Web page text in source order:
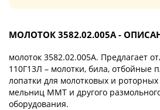
МОЛОТОК 3582.02.005А -
молоток 3582.02.005А. Предлагает
110Г13Л – молотки, била,
лопатки для молотковых и
мельниц ММТ и другого
оборудования.